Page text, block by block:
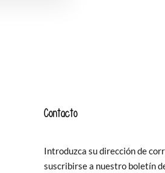
Contacto
Introduzca su dirección de
suscribirse a nuestro boletín